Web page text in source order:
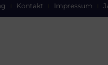
Kontakt Impressum